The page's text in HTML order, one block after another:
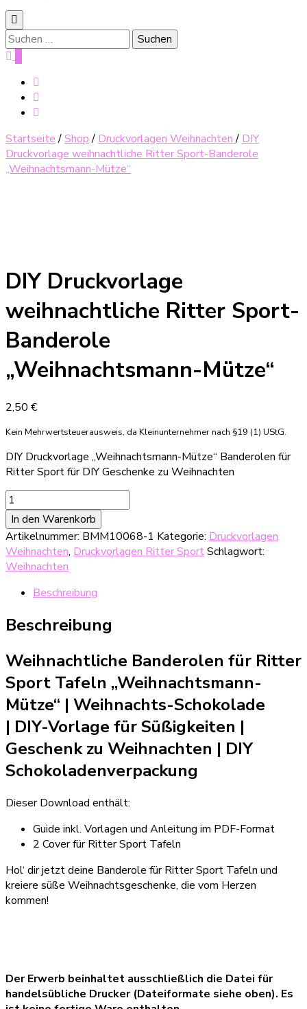
Suche
nach:
Startseite /Shop / Druckvorlagen Weihnachten/ DIY
Druckvorlage weihnachtliche Ritter Sport-Banderole
„Weihnachtsmann-Mütze“
DIY Druckvorlage
weihnachtliche Ritter Sport-
Banderole
„Weihnachtsmann-Mütze“
2,50 €
Kein Mehrwertsteuerausweis, da Kleinunternehmer nach §19 (1) UStG.
DIY Druckvorlage „Weihnachtsmann-Mütze“ Banderolen für
Ritter Sport für DIY Geschenke zu Weihnachten
DIY
Druckvorlage
weihnachtliche
Ritter
Sport-
Banderole
"Weihnachtsmann-
Menge
In den Warenkorb
Artikelnummer: BMM10068-1 Kategorie: Druckvorlagen
Weihnachten, Druckvorlagen Ritter SportSchlagwort:
Weihnachten
Beschreibung
Beschreibung
Weihnachtliche Banderolen für Ritter
Sport Tafeln „Weihnachtsmann-
Mütze“ | Weihnachts-Schokolade
| DIY-Vorlage für Süßigkeiten |
Geschenk zu Weihnachten | DIY
Schokoladenverpackung
Dieser Download enthält:
Guide inkl. Vorlagen und Anleitung im PDF-Format
2 Cover für Ritter Sport Tafeln
Hol‘ dir jetzt deine Banderole für Ritter Sport Tafeln und
kreiere süße Weihnachtsgeschenke, die vom Herzen
kommen!
Der Erwerb beinhaltet ausschließlich die Datei für
handelsübliche Drucker (Dateiformate siehe oben). Es